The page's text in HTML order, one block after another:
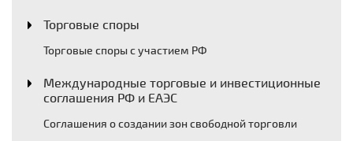
Торговые споры
Торговые споры с участием РФ
Международные торговые и инвестиционные
соглашения РФ и ЕАЭС
Соглашения о создании зон свободной торговли